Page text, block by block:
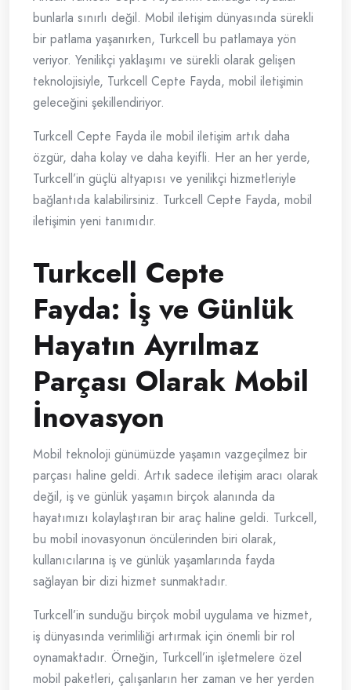
bunlarla sınırlı değil. Mobil iletişim dünyasında sürekli
bir patlama yaşanırken, Turkcell bu patlamaya yön
veriyor. Yenilikçi yaklaşımı ve sürekli olarak gelişen
teknolojisiyle, Turkcell Cepte Fayda, mobil iletişimin
geleceğini şekillendiriyor.
Turkcell Cepte Fayda ile mobil iletişim artık daha
özgür, daha kolay ve daha keyifli. Her an her yerde,
Turkcell’in güçlü altyapısı ve yenilikçi hizmetleriyle
bağlantıda kalabilirsiniz. Turkcell Cepte Fayda, mobil
iletişimin yeni tanımıdır.
Turkcell Cepte
Fayda: İş ve Günlük
Hayatın Ayrılmaz
Parçası Olarak Mobil
İnovasyon
Mobil teknoloji günümüzde yaşamın vazgeçilmez bir
parçası haline geldi. Artık sadece iletişim aracı olarak
değil, iş ve günlük yaşamın birçok alanında da
hayatımızı kolaylaştıran bir araç haline geldi. Turkcell,
bu mobil inovasyonun öncülerinden biri olarak,
kullanıcılarına iş ve günlük yaşamlarında fayda
sağlayan bir dizi hizmet sunmaktadır.
Turkcell’in sunduğu birçok mobil uygulama ve hizmet,
iş dünyasında verimliliği artırmak için önemli bir rol
oynamaktadır. Örneğin, Turkcell’in işletmelere özel
mobil paketleri, çalışanların her zaman ve her yerden